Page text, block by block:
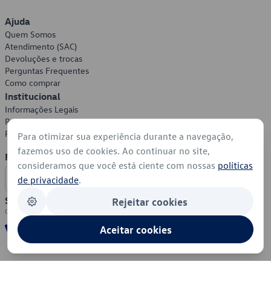
Ajuda
Quem Somos
Atendimento (SAC)
Devoluções e trocas
Perguntas Frequentes
Como comprar
Institucional
Informações Legais
Política de Privacidade
Política de Cookies
Formas de Pagamento
Segurança
Para otimizar sua experiência durante a navegação,
fazemos uso de cookies. Ao continuar no site,
consideramos que você está ciente com nossas políticas
de privacidade.
Rejeitar cookies
Aceitar cookies